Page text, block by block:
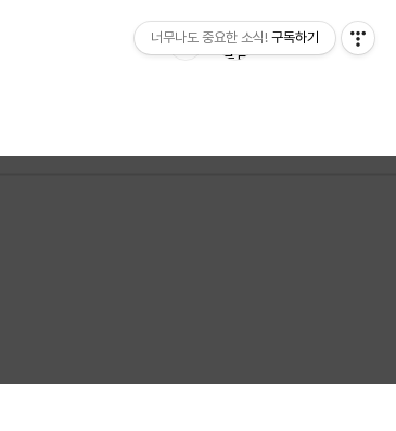
너무나도 중요한 소식! 구독하기